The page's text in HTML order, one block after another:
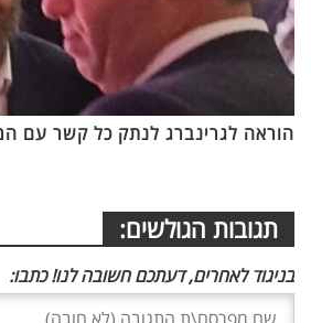
הוראה לגרינברג לנתק כל קשר עם
תגובות הגולשים:
בניגוד לאחרים, דעתכם חשובה לנו! כתבו: